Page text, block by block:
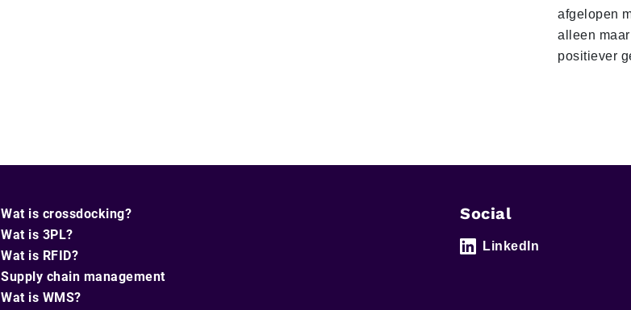
afgelopen
alleen maar
positiever
Wat is crossdocking?
Wat is 3PL?
Wat is RFID?
Supply chain management
Wat is WMS?
Social
LinkedIn